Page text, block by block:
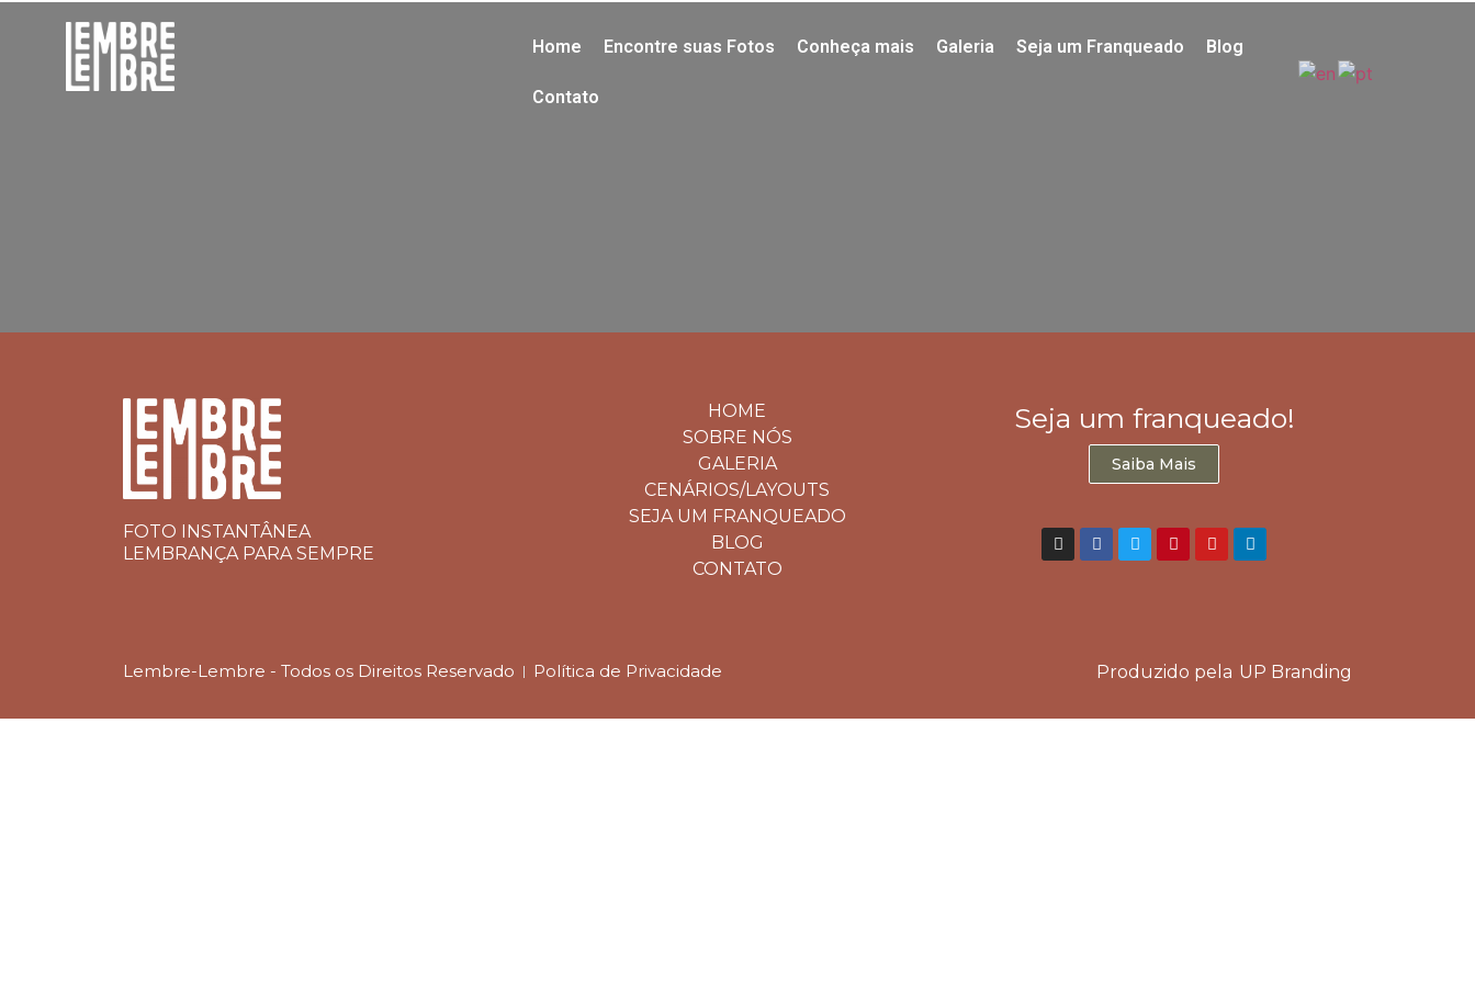
Home Encontre suas Fotos Conheça mais Galeria Seja um Franqueado Blog
Contato
FOTO INSTANTÂNEA
LEMBRANÇA PARA SEMPRE
HOME
SOBRE NÓS
GALERIA
CENÁRIOS/LAYOUTS
SEJA UM FRANQUEADO
BLOG
CONTATO
Seja um franqueado!
Saiba Mais
Lembre-Lembre - Todos os Direitos Reservado Política de Privacidade Produzido pela UP Branding